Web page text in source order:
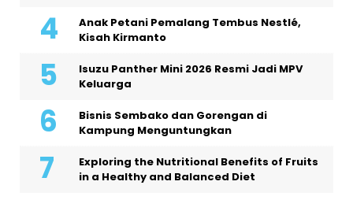
Anak Petani Pemalang Tembus Nestlé,
Kisah Kirmanto
Isuzu Panther Mini 2026 Resmi Jadi MPV
Keluarga
Bisnis Sembako dan Gorengan di
Kampung Menguntungkan
Exploring the Nutritional Benefits of Fruits
in a Healthy and Balanced Diet